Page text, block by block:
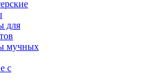
для
мучных
с